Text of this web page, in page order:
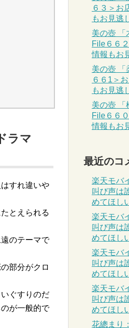
すれ違いや
とえられる
のテーマで
部分がクロ
ぐすりのだ
が一般的で
６３＞お
もお見逃
美の壺 「
File６６
情報もお
美の壺 「
６６1＞
もお見逃
美の壺 「
File６６
情報もお
最近のコ
楽天モバ
叫び声は
めてほし
楽天モバ
叫び声は
めてほし
楽天モバ
叫び声は
めてほし
楽天モバ
叫び声は
めてほし
花總まり